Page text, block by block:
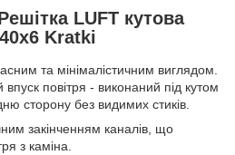
LUFT кутова
Kratki
та мінімалістичним виглядом.
повітря - виконаний під кутом
сторону без видимих стиків.
закінченням каналів, що
з каміна.